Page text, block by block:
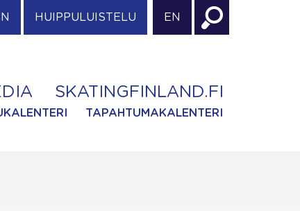
HUIPPULUISTELU EN
SKATINGFINLAND.FI
TAPAHTUMAKALENTERI